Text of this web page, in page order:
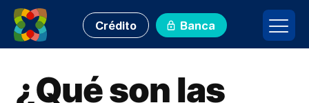
Crédito Banca
¿Qué son las